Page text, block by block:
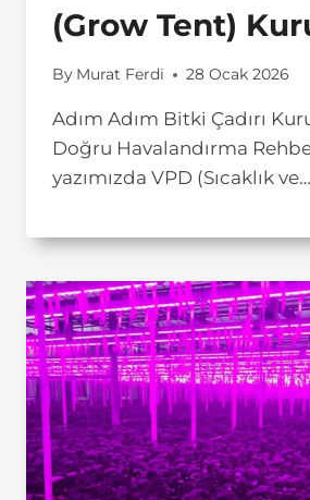
(Grow Tent)
By Murat Ferdi 28 Ocak 2026
Adım Adım Bitki Çadırı
Doğru Havalandırma
yazımızda VPD (Sıcaklık ve…